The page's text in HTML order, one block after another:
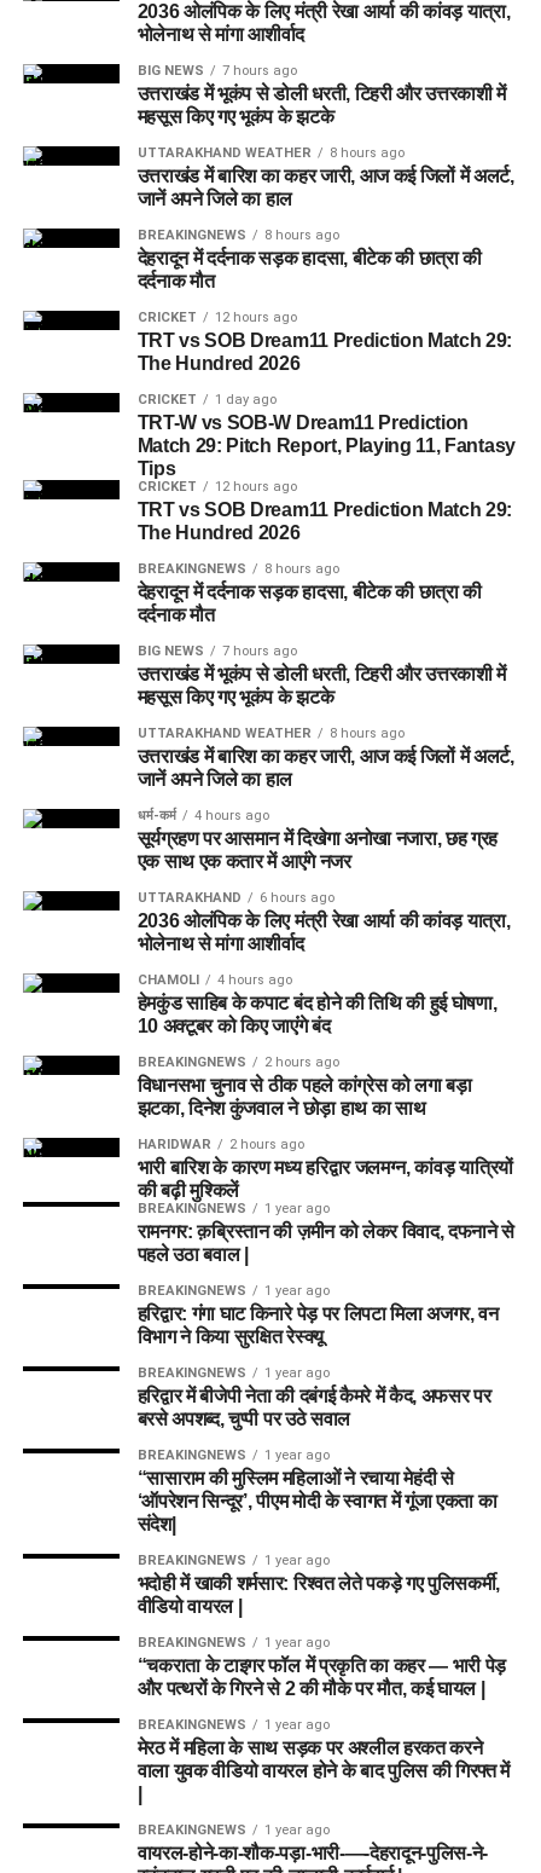
2036 ओलंपिक के लिए मंत्री रेखा आर्या की कांवड़ यात्रा,
भोलेनाथ से मांगा आशीर्वाद
BIG NEWS 7 hours ago
उत्तराखंड में भूकंप से डोली धरती, टिहरी और उत्तरकाशी में
महसूस किए गए भूकंप के झटके
UTTARAKHAND WEATHER 8 hours ago
उत्तराखंड में बारिश का कहर जारी, आज कई जिलों में अलर्ट,
जानें अपने जिले का हाल
BREAKINGNEWS 8 hours ago
देहरादून में दर्दनाक सड़क हादसा, बीटेक की छात्रा की
दर्दनाक मौत
CRICKET 12 hours ago
TRT vs SOB Dream11 Prediction Match 29:
The Hundred 2026
CRICKET 1 day ago
TRT-W vs SOB-W Dream11 Prediction
Match 29: Pitch Report, Playing 11, Fantasy
Tips
CRICKET 12 hours ago
TRT vs SOB Dream11 Prediction Match 29:
The Hundred 2026
BREAKINGNEWS 8 hours ago
देहरादून में दर्दनाक सड़क हादसा, बीटेक की छात्रा की
दर्दनाक मौत
BIG NEWS 7 hours ago
उत्तराखंड में भूकंप से डोली धरती, टिहरी और उत्तरकाशी में
महसूस किए गए भूकंप के झटके
UTTARAKHAND WEATHER 8 hours ago
उत्तराखंड में बारिश का कहर जारी, आज कई जिलों में अलर्ट,
जानें अपने जिले का हाल
धर्म-कर्म 4 hours ago
सूर्यग्रहण पर आसमान में दिखेगा अनोखा नजारा, छह ग्रह
एक साथ एक कतार में आएंगे नजर
UTTARAKHAND 6 hours ago
2036 ओलंपिक के लिए मंत्री रेखा आर्या की कांवड़ यात्रा,
भोलेनाथ से मांगा आशीर्वाद
CHAMOLI 4 hours ago
हेमकुंड साहिब के कपाट बंद होने की तिथि की हुई घोषणा,
10 अक्टूबर को किए जाएंंगे बंद
BREAKINGNEWS 2 hours ago
विधानसभा चुनाव से ठीक पहले कांग्रेस को लगा बड़ा
झटका, दिनेश कुंजवाल ने छोड़ा हाथ का साथ
HARIDWAR 2 hours ago
भारी बारिश के कारण मध्य हरिद्वार जलमग्न, कांवड़ यात्रियों
की बढ़ी मुश्किलें
BREAKINGNEWS 1 year ago
रामनगर: क़ब्रिस्तान की ज़मीन को लेकर विवाद, दफनाने से
पहले उठा बवाल |
BREAKINGNEWS 1 year ago
हरिद्वार: गंगा घाट किनारे पेड़ पर लिपटा मिला अजगर, वन
विभाग ने किया सुरक्षित रेस्क्यू
BREAKINGNEWS 1 year ago
हरिद्वार में बीजेपी नेता की दबंगई कैमरे में कैद, अफसर पर
बरसे अपशब्द, चुप्पी पर उठे सवाल
BREAKINGNEWS 1 year ago
“सासाराम की मुस्लिम महिलाओं ने रचाया मेहंदी से
‘ऑपरेशन सिन्दूर’, पीएम मोदी के स्वागत में गूंजा एकता का
संदेश|
BREAKINGNEWS 1 year ago
भदोही में खाकी शर्मसार: रिश्वत लेते पकड़े गए पुलिसकर्मी,
वीडियो वायरल |
BREAKINGNEWS 1 year ago
“चकराता के टाइगर फॉल में प्रकृति का कहर — भारी पेड़
और पत्थरों के गिरने से 2 की मौके पर मौत, कई घायल |
BREAKINGNEWS 1 year ago
मेरठ में महिला के साथ सड़क पर अश्लील हरकत करने
वाला युवक वीडियो वायरल होने के बाद पुलिस की गिरफ्त में
BREAKINGNEWS 1 year ago
वायरल-होने-का-शौक-पड़ा-भारी-—-देहरादून-पुलिस-ने-